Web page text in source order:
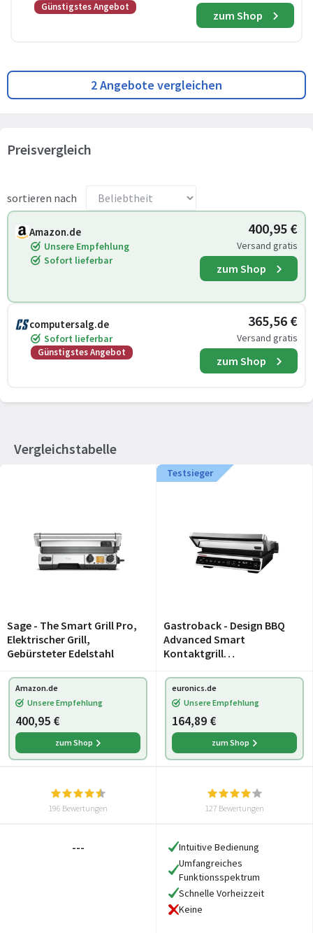
Günstigstes Angebot
zum Shop
2 Angebote vergleichen
Preisvergleich
sortieren nach
Amazon.de
Unsere Empfehlung
Sofort lieferbar
400,95 €
Versand gratis
zum Shop
computersalg.de
Sofort lieferbar
Günstigstes Angebot
365,56 €
Versand gratis
zum Shop
Vergleichstabelle
Sage - The Smart Grill Pro,
Elektrischer Grill,
Gebürsteter Edelstahl
Testsieger
Gastroback - Design BBQ
Advanced Smart
Kontaktgrill
Amazon.de
Unsere Empfehlung
400,95 €
zum Shop
euronics.de
Unsere Empfehlung
164,89 €
zum Shop
196 Bewertungen 127 Bewertungen
---
Intuitive Bedienung
Umfangreiches
Funktionsspektrum
Schnelle Vorheizzeit
Keine